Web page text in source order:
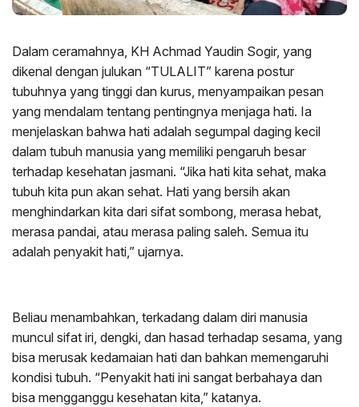
Dalam ceramahnya, KH Achmad Yaudin Sogir, yang
dikenal dengan julukan “TULALIT” karena postur
tubuhnya yang tinggi dan kurus, menyampaikan pesan
yang mendalam tentang pentingnya menjaga hati. Ia
menjelaskan bahwa hati adalah segumpal daging kecil
dalam tubuh manusia yang memiliki pengaruh besar
terhadap kesehatan jasmani. “Jika hati kita sehat, maka
tubuh kita pun akan sehat. Hati yang bersih akan
menghindarkan kita dari sifat sombong, merasa hebat,
merasa pandai, atau merasa paling saleh. Semua itu
adalah penyakit hati,” ujarnya.
Beliau menambahkan, terkadang dalam diri manusia
muncul sifat iri, dengki, dan hasad terhadap sesama, yang
bisa merusak kedamaian hati dan bahkan memengaruhi
kondisi tubuh. “Penyakit hati ini sangat berbahaya dan
bisa mengganggu kesehatan kita,” katanya.